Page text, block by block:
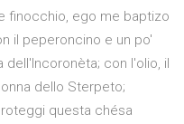
finocchio, ego me baptizo
il peperoncino e un po'
con l'olio, il
dello Sterpeto;
questa chésa